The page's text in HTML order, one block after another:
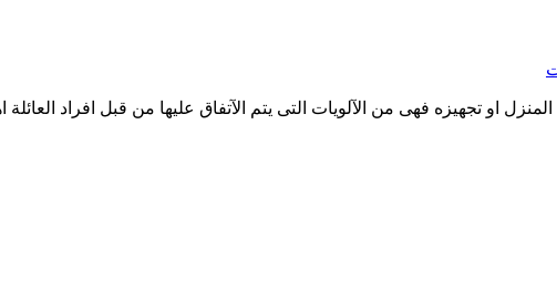
او تجهيزه فهى من الآلويات التى يتم الآتفاق عليها من قبل افراد